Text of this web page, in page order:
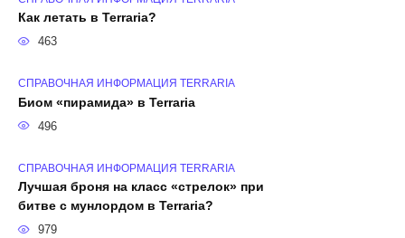
Как летать в Terraria?
463
СПРАВОЧНАЯ ИНФОРМАЦИЯ TERRARIA
Биом «пирамида» в Terraria
496
СПРАВОЧНАЯ ИНФОРМАЦИЯ TERRARIA
Лучшая броня на класс «стрелок» при
битве с мунлордом в Terraria?
979